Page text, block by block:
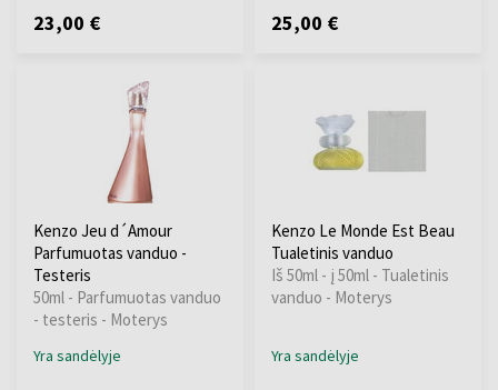
23,00 € 25,00 €
Kenzo Jeu d´Amour
Parfumuotas vanduo -
Testeris
50ml - Parfumuotas vanduo
- testeris - Moterys
Yra sandėlyje
Kenzo Le Monde Est Beau
Tualetinis vanduo
Iš 50ml - į 50ml - Tualetinis
vanduo - Moterys
Yra sandėlyje